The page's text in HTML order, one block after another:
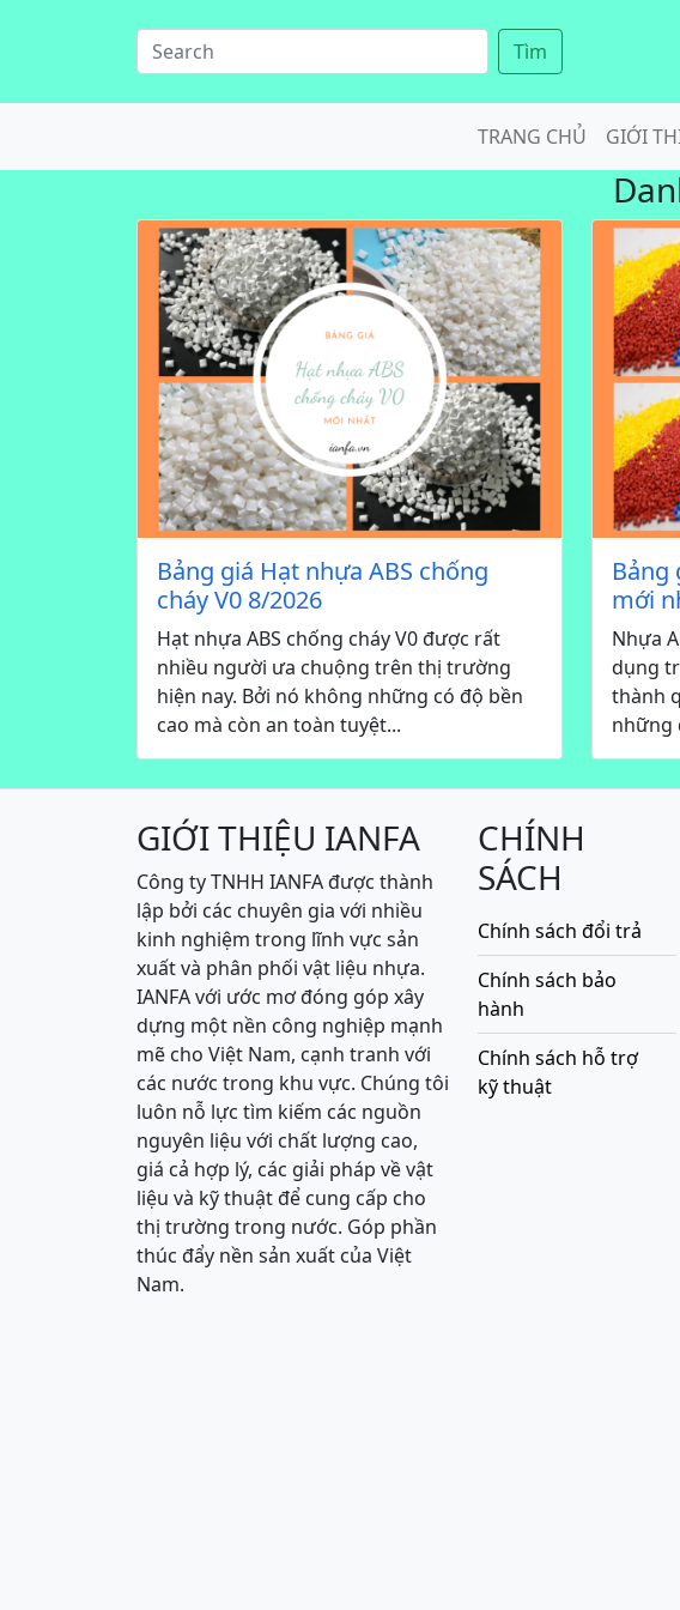
Tìm
TRANG CHỦ GIỚI
Bảng giá Hạt nhựa ABS chống
cháy V0 8/2026
Hạt nhựa ABS chống cháy V0 được rất
nhiều người ưa chuộng trên thị trường
hiện nay. Bởi nó không những có độ bền
cao mà còn an toàn tuyệt...
Bảng
mới
Nhựa
dụng
thành
những
GIỚI THIỆU IANFA
Công ty TNHH IANFA được thành
lập bởi các chuyên gia với nhiều
kinh nghiệm trong lĩnh vực sản
xuất và phân phối vật liệu nhựa.
IANFA với ước mơ đóng góp xây
dựng một nền công nghiệp mạnh
mẽ cho Việt Nam, cạnh tranh với
các nước trong khu vực. Chúng tôi
luôn nỗ lực tìm kiếm các nguồn
nguyên liệu với chất lượng cao,
giá cả hợp lý, các giải pháp về vật
liệu và kỹ thuật để cung cấp cho
thị trường trong nước. Góp phần
thúc đẩy nền sản xuất của Việt
Nam.
CHÍNH
SÁCH
Chính sách đổi trả
Chính sách bảo
hành
Chính sách hỗ trợ
kỹ thuật